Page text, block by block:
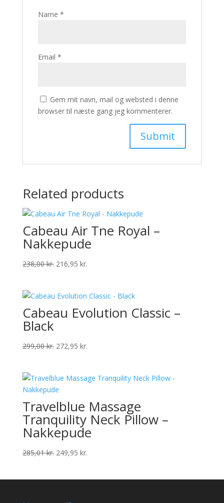
Name *
Email *
Gem mit navn, mail og websted i denne
browser til næste gang jeg kommenterer.
Related products
Cabeau Air Tne Royal –
Nakkepude
238,00kr. Original
238,00 kr..
216,95 kr.Current
216,95 kr..
Cabeau Evolution Classic –
Black
299,00kr. Original
299,00 kr..
272,95 kr.Current
272,95 kr..
Travelblue Massage
Tranquility Neck Pillow –
Nakkepude
285,01kr. Original
249,95 kr.Current